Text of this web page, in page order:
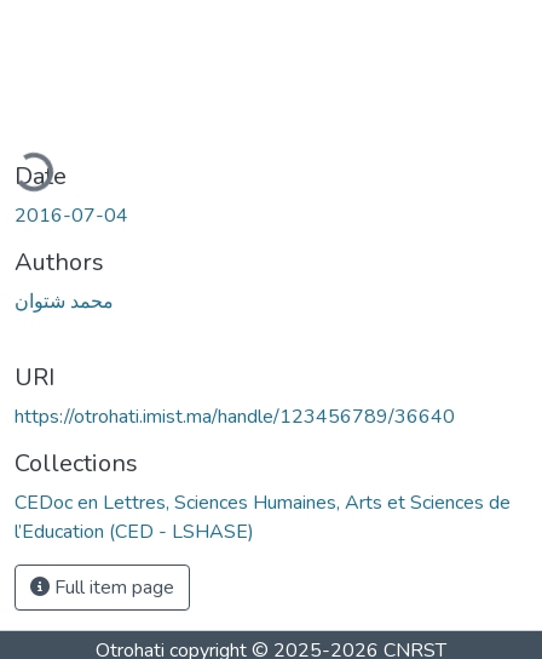
Date
2016-07-04
Authors
محمد شتوان
URI
https://otrohati.imist.ma/handle/123456789/36640
Collections
CEDoc en Lettres, Sciences Humaines, Arts et Sciences de
l’Education (CED - LSHASE)
Full item page
Otrohati copyright © 2025-2026 CNRST